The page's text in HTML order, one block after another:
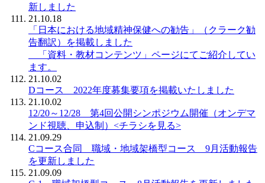
新しました
21.10.18
「日本における地域精神保健への勧告」（クラーク勧
告翻訳）を掲載しました
「資料・教材コンテンツ」ページにてご紹介してい
ます。
21.10.02
Dコース 2022年度募集要項を掲載いたしました
21.10.02
12/20～12/28 第4回公開シンポジウム開催（オンデマ
ンド視聴、申込制）<チラシを見る>
21.09.29
Cコース合同 職域・地域架橋型コース 9月活動報告
を更新しました
21.09.09